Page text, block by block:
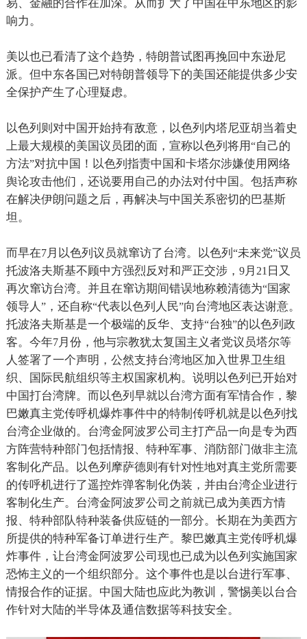
易、金融的合作在加深。从而扩大了中国在中东地区的影
响力。
美以也已看清了这个趋势，特朗普试图再挽回中东逊尼
派。但中东各国已对特朗普领导下的美国还能提供多少安
全保护产生了心理疑虑。
以色列则对中国开始持有敌意，以色列内塔尼亚胡当着史
上最大规模的美国议员团的面，宣称以色列将用“自己的
方法”对抗中国！以色列指责中国和卡塔尔涉嫌使用网络
舆论攻击他们，还说要用自己的办法对付中国。包括声称
在解决伊朗问题之后，再解决与中国关系密切的巴基斯
坦。
而早在7月以色列议员就窜访了台湾。以色列 “未来党”议员
托波洛夫斯基不顾中方强烈反对和严正交涉， 9月 21 日又
再次窜访台湾。并且在窜访期间错误地称赖清德为“国家
领导人”，还自称“代表以色列人民”向台湾地区表达谢意。
托波洛夫斯基是一个极端的反华、支持“台独”的以色列政
客。今年7月份，他与宗教犹太复国主义者党议员塔尔等
人签署了一个声明，公然支持台湾地区加入世界卫生组
织、国际民航组织等主权国家机构。说明以色列已开始对
中国打台湾牌。而以色列早就以台湾方面有军情合作，黎
巴嫩真主党传呼机爆炸事件中的特制传呼机就是以色列找
台湾企业做的。台湾金阿波罗公司主打产品一向是专为西
方阵营特种部门包括情报、特种军事、消防部门做非主流
客制化产品。以色列摩萨德则有针对性地对真主党所需要
的传呼机进行了遥控炸弹客制化伪装，并由台湾企业进行
客制化生产。台湾金阿波罗公司之前就已成为美西方情
报、特种部队特种装备供应链的一部分。长期在为美西方
所提供的特种军备订单进行生产。黎巴嫩真主党传呼机爆
炸事件，让台湾金阿波罗公司现也已成为以色列实施国家
恐怖主义的一个组织部分。这个事件也是以台进行军事、
情报合作的证据。中国大陆也应此为教训，警惕美以台合
作针对大陆的半导体及通信数据等科技安全。